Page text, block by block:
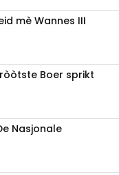
mè Wannes III
Boer sprikt
Nasjonale